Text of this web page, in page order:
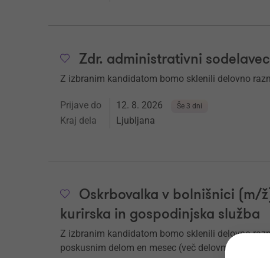
Zdr. administrativni
Z izbranim kandidatom bomo sklenili delovno
Prijave do 12. 8. 2026 Še 3 dni
Kraj dela Ljubljana
Oskrbovalka v bolnišnici (m/
kurirska in gospodinjska služba
Z izbranim kandidatom bomo sklenili delovno
poskusnim delom en mesec (več delovnih mest).